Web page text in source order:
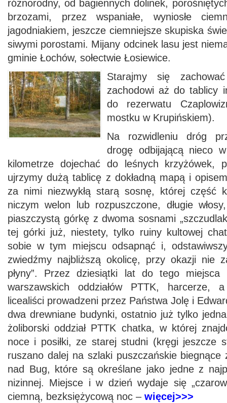
różnorodny, od bagiennych dolinek,
brzozami, przez wspaniałe, wyniosłe
jagodniakiem, jeszcze ciemniejsze skupiska
siwymi porostami. Mijany odcinek lasu jest
gminie Łochów, sołectwie Łosiewice.
Starajmy się
zachodowi aż do tablicy
do rezerwatu
mostku w Krupińskiem).
Na rozwidleniu dróg
drogę odbijającą nieco
kilometrze dojechać do leśnych krzyżówek,
ujrzymy dużą tablicę z dokładną mapą i
za nimi niezwykłą starą sosnę, której część
niczym welon lub rozpuszczone, długie
piaszczystą górkę z dwoma sosnami
tej górki już, niestety, tylko ruiny kultowej
sobie w tym miejscu odsapnąć i,
zwiedźmy najbliższą okolicę, przy okazji nie
płyny”. Przez dziesiątki lat do tego miejsca
warszawskich oddziałów PTTK, harcerze,
licealiści prowadzeni przez Państwa Jolę i
dwa drewniane budynki, ostatnio już tylko
żoliborski oddział PTTK chatka, w której
noce i posiłki, ze starej studni (kręgi jeszcze
ruszano dalej na szlaki puszczańskie biegnące
nad Bug, które są określane jako jedne z
nizinnej. Miejsce i w dzień wydaje się
ciemną, bezksiężycową noc – więcej>>>